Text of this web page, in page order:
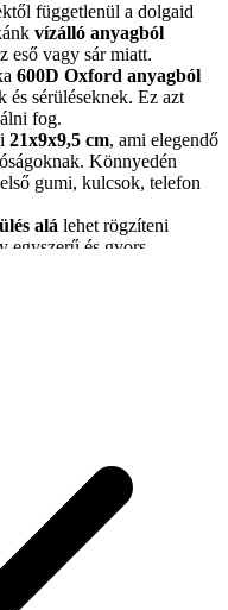
függetlenül a dolgaid
vízálló anyagból
eső vagy sár miatt.
600D Oxford anyagból
és sérüléseknek. Ez azt
fog.
21x9x9,5 cm, ami elegendő
Könnyedén
gumi, kulcsok, telefon
alá lehet rögzíteni
egyszerű és gyors
szerszámokat.